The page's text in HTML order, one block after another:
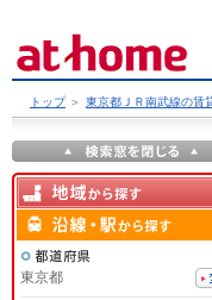
トップ ＞ 東京都ＪＲ南武線の賃
東京都